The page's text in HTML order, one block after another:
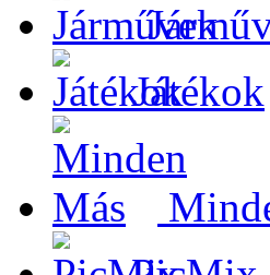
Játékok